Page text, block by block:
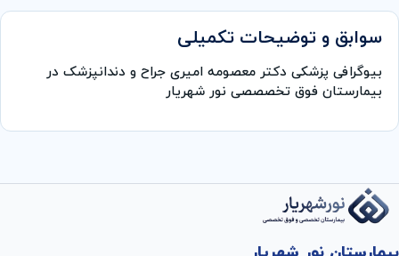
سوابق و توضیحات تکمیلی
بیوگرافی پزشکی دکتر معصومه امیری جراح و دندانپزشک در
بیمارستان فوق تخصصصی نور شهریار